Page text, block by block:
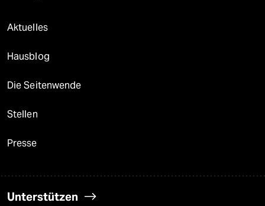
Aktuelles
Hausblog
Die Seitenwende
Stellen
Presse
Unterstützen